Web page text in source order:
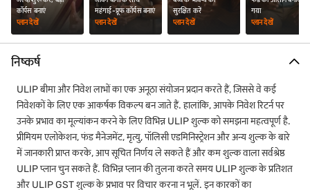
क्रिएशन को बढ़ाने में मदद करते हैं, लेकिन यूनिट आवंटित होने से पहले टॉप-अप राशि से
शुल्क (अगर लागू हो) काटा जाता है.
बंद करते हैं, तो प्रीमियम बंद होने का शुल्क लगाया जा सकता है. बीमा प्रदाता इस शुल्क
को आपके फंड वैल्यू से काट सकता है, और पॉलिसी की शर्तों के अनुसार पॉलिसी को
रिवाइवल या निकासी तक इसे बंद कर दिया जा सकता है.
अपने पैसों को दोहरी शक्ति दें - लाइफ कवर + ग्रोथ. अपने भविष्य के सपनों को पूरा करने
के लिए डिज़ाइन किए गए ULIP देखें. अपने प्लान विकल्प चेक करें और आज हीकीमत
जानें.
कॉर्पस बनाएं
प्लान देखें
महंगाई-प्रूफ कॉर्पस बनाएं
प्लान देखें
सुरक्षित करें
प्लान देखें
गया
प्लान देखें
निष्कर्ष
ULIP बीमा और निवेश लाभों का एक अनूठा संयोजन प्रदान करते हैं, जिससे वे कई
निवेशकों के लिए एक आकर्षक विकल्प बन जाते हैं. हालांकि, आपके निवेश रिटर्न पर
उनके प्रभाव का मूल्यांकन करने के लिए विभिन्न ULIP शुल्क को समझना महत्वपूर्ण है.
प्रीमियम एलोकेशन, फंड मैनेजमेंट, मृत्यु, पॉलिसी एडमिनिस्ट्रेशन और अन्य शुल्क के बारे
में जानकारी प्राप्त करके, आप सूचित निर्णय ले सकते हैं और कम शुल्क वाला सर्वश्रेष्ठ
ULIP प्लान चुन सकते हैं. विभिन्न प्लान की तुलना करते समय ULIP शुल्क के प्रतिशत
और ULIP GST शुल्क के प्रभाव पर विचार करना न भूलें. इन कारकों का